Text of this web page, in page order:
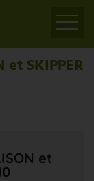
SKIPPER
et